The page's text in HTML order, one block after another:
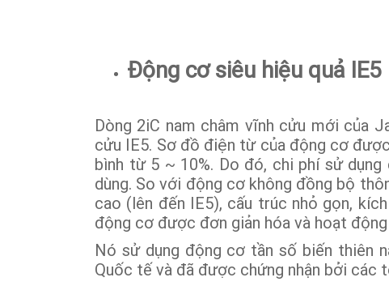
Động cơ siêu hiệu quả IE5
Dòng 2iC nam châm vĩnh cửu mới của
cửu IE5. Sơ đồ điện từ của động cơ
bình từ 5 ~ 10%. Do đó, chi phí sử
dùng. So với động cơ không đồng bộ
cao (lên đến IE5), cấu trúc nhỏ gọn,
động cơ được đơn giản hóa và hoạt
Nó sử dụng động cơ tần số biến thiên
Quốc tế và đã được chứng nhận bởi các